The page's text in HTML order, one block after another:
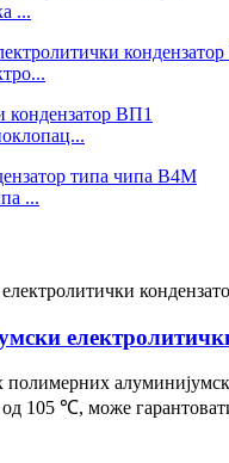
...
...
105 ℃, може